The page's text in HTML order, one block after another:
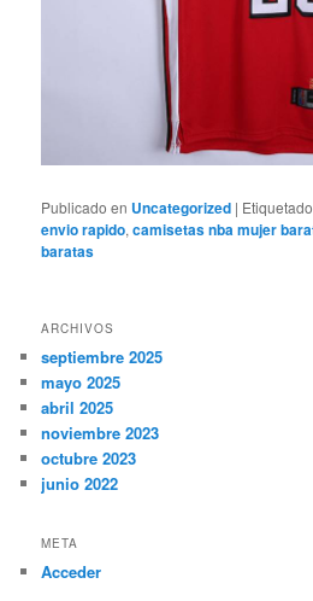
Publicado en Uncategorized | Etiquetado
envio rapido,camisetas nba mujer
baratas
ARCHIVOS
septiembre 2025
mayo 2025
abril 2025
noviembre 2023
octubre 2023
junio 2022
META
Acceder